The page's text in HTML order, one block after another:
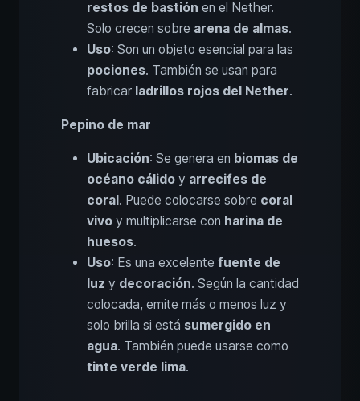
restos de bastión en el Nether.
Solo crecen sobre arena de almas.
Uso: Son un objeto esencial para las
pociones. También se usan para
fabricar ladrillos rojos del Nether.
Pepino de mar
Ubicación: Se genera en biomas de
océano cálido y arrecifes de
coral. Puede colocarse sobre coral
vivo y multiplicarse con harina de
huesos.
Uso: Es una excelente fuente de
luz y decoración. Según la cantidad
colocada, emite más o menos luz y
solo brilla si está sumergido en
agua. También puede usarse como
tinte verde lima.